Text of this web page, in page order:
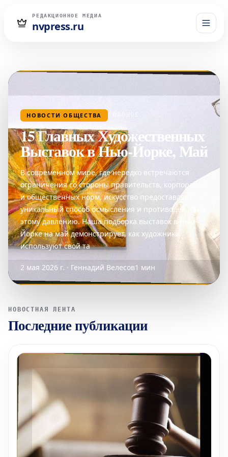
РЕДАКЦИОННОЕ МЕДИА
nvpress.ru
НОВОСТИ ОБЩЕСТВА
15 Главных Художественных
Выставок в Нью-Йорке, Май
В современном мире, где нередко встречаются
ограничения со стороны правительств, корпораций
и общественных норм, искусство предоставляет
уникальный способ осмысления и противодействия
этому давлению. Наша подборка выставок в Нью-
Йорке на май демонстрирует, как художники
используют свой та
2 мая 2026 г. · Геннадий Велесов1 мин
НОВОСТНАЯ ЛЕНТА
Последние публикации